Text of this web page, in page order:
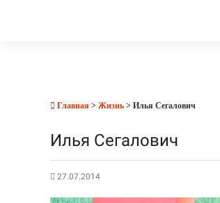
Главная > Жизнь > Илья Сегалович
Илья Сегалович
27.07.2014